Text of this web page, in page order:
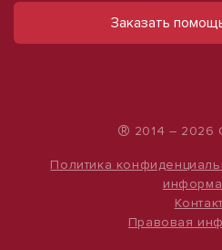
Заказать
® 2014 – 2026
Политика
Правовая